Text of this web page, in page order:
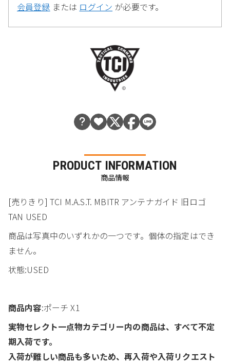
会員登録 または ログイン が必要です。
PRODUCT INFORMATION
商品情報
[売りきり] TCI M.A.S.T. MBITR アンテナガイド 旧ロゴ
TAN USED
商品は写真中のいずれかの一つです。個体の指定はでき
ません。
状態:USED
商品内容:ポーチ X1
実物セレクト一点物カテゴリー内の商品は、すべて不定
期入荷です。
入荷が難しい商品も多いため、再入荷や入荷リクエスト